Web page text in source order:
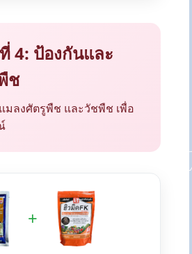
4: ป้องกันและ
ช
มลงศัตรูพืช และวัชพืช เพื่อ
+